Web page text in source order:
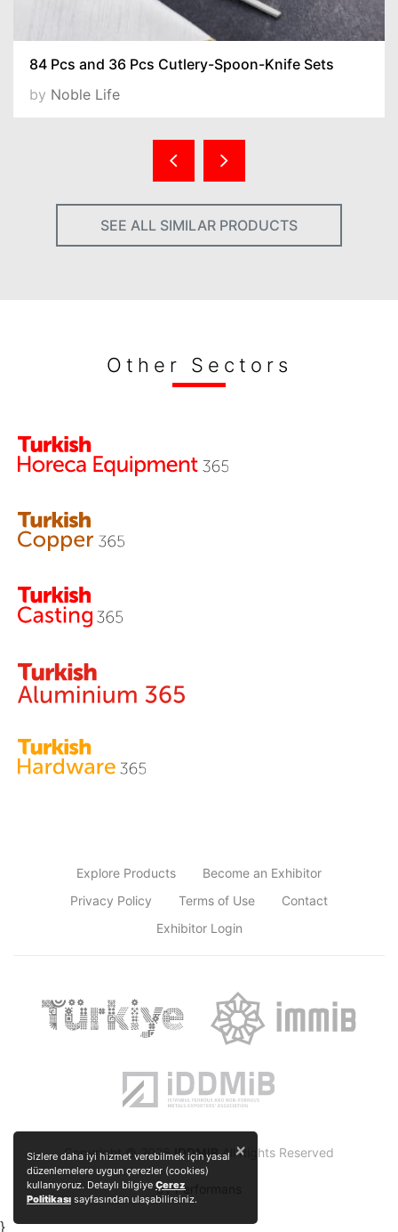
84 Pcs and 36 Pcs Cutlery-Spoon-Knife Sets
by Noble Life
SEE ALL SIMILAR PRODUCTS
Other Sectors
Explore Products
Become an Exhibitor
Privacy Policy
Terms of Use
Contact
Exhibitor Login
Copyright © 2026IDDMIBAll Rights Reserved
byPerformans
}
×
Sizlere daha iyi hizmet verebilmek için yasal
düzenlemelere uygun çerezler (cookies)
kullanıyoruz. Detaylı bilgiye Çerez
Politikası sayfasından ulaşabilirsiniz.